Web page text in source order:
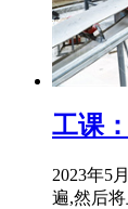
工课
2023年5
遍,然后